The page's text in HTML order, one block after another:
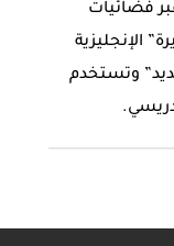
عبر فضائيات
الإنجليزية
وتستخدم